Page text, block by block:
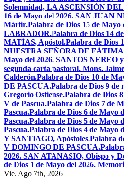
Solemnidad, LA ASCENSIÓN
16 de Mayo del 2026. SAN JUAN
Mártir.Palabra de Dios 15 de
LABRADOR.Palabra de Dios 14
MATÍAS, Apóstol.Palabra de Dios
NUESTRA SEÑORA DE
Mayo del 2026. SANTOS NEREO
segunda carta pastoral. Mons.
Calderón.Palabra de Dios 10 de
DE PASCUA.Palabra de Dios 9 de
Gregorio Ostiense.Palabra de Dios
V de Pascua.Palabra de Dios 7 de
Pascua.Palabra de Dios 6 de Mayo
Pascua.Palabra de Dios 5 de Mayo
Pascua.Palabra de Dios 4 de Mayo
Y SANTIAGO, Apóstoles.Palabra
V DOMINGO DE PASCUA.
2026. SAN ATANASIO, Obispo y
de Dios 1 de Mayo del 2026.
Vie. Ago 7th, 2026